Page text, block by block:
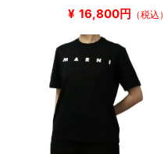
¥ 16,800円 （税込）